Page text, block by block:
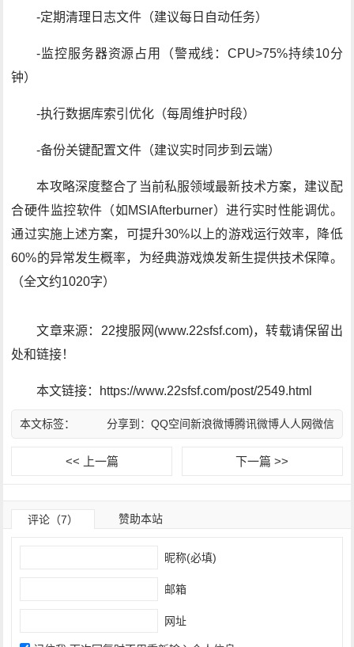
-定期清理日志文件（建议每日自动任务）
-监控服务器资源占用（警戒线：CPU>75%持续10分
钟）
-执行数据库索引优化（每周维护时段）
-备份关键配置文件（建议实时同步到云端）
本攻略深度整合了当前私服领域最新技术方案，建议配
合硬件监控软件（如MSIAfterburner）进行实时性能调优。
通过实施上述方案，可提升30%以上的游戏运行效率，降低
60%的异常发生概率，为经典游戏焕发新生提供技术保障。
（全文约1020字）
文章来源：22搜服网(www.22sfsf.com)，转载请保留出
处和链接！
本文链接：https://www.22sfsf.com/post/2549.html
分享到： QQ空间新浪微博腾讯微博人人网微信
本文标签：
<< 上一篇 下一篇 >>
评论（7） 赞助本站
昵称(必填)
邮箱
网址